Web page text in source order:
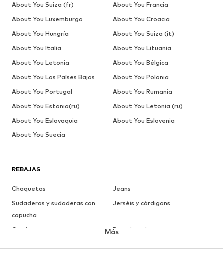
REBAJAS
Chaquetas
Jeans
Sudaderas y sudaderas con
capucha
Jerséis y cárdigans
Camisetas
Ropa interior
Más
About You Suiza (fr)
About You Francia
About You Luxemburgo
About You Croacia
About You Hungría
About You Suiza (it)
About You Italia
About You Lituania
About You Letonia
About You Bélgica
About You Los Países Bajos
About You Polonia
About You Portugal
About You Rumania
About You Estonia(ru)
About You Letonia (ru)
About You Eslovaquia
About You Eslovenia
About You Suecia